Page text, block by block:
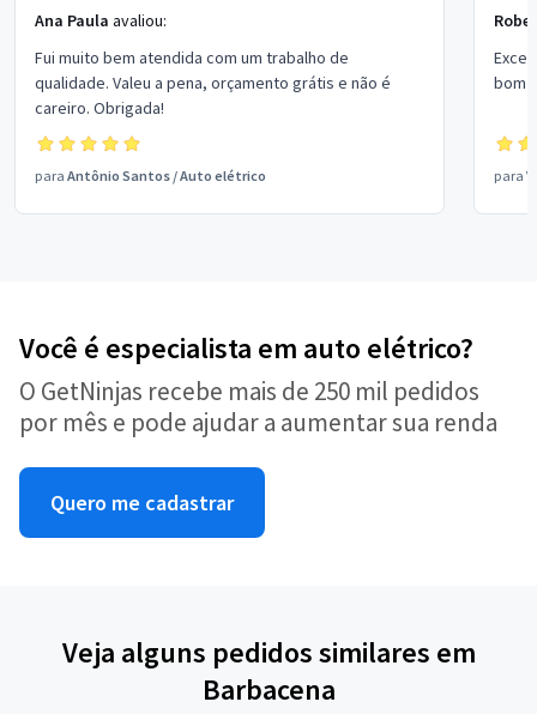
Ana Paula avaliou:
Fui muito bem atendida com um trabalho de
qualidade. Valeu a pena, orçamento grátis e não é
careiro. Obrigada!
para Antônio Santos /Auto elétrico
bom
para
Você é especialista em auto elétrico?
O GetNinjas recebe mais de 250 mil pedidos
por mês e pode ajudar a aumentar sua renda
Quero me cadastrar
Veja alguns pedidos similares em
Barbacena